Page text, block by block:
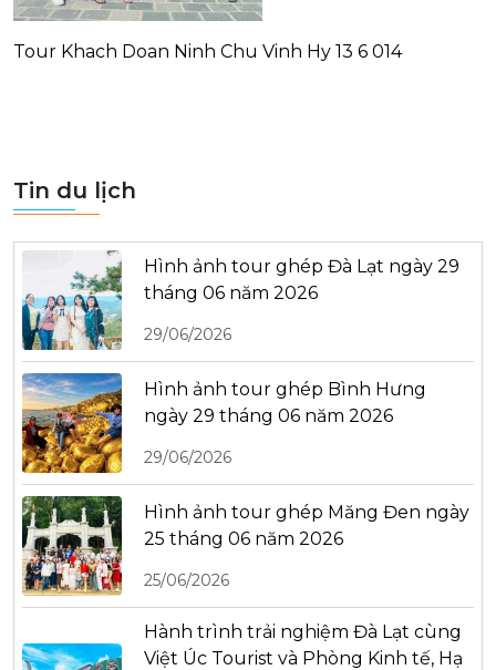
Tour Khach Doan Ninh Chu Vinh Hy 13 6 014
Tin du lịch
Hình ảnh tour ghép Đà Lạt ngày 29
tháng 06 năm 2026
29/06/2026
Hình ảnh tour ghép Bình Hưng
ngày 29 tháng 06 năm 2026
29/06/2026
Hình ảnh tour ghép Măng Đen ngày
25 tháng 06 năm 2026
25/06/2026
Hành trình trải nghiệm Đà Lạt cùng
Việt Úc Tourist và Phòng Kinh tế, Hạ